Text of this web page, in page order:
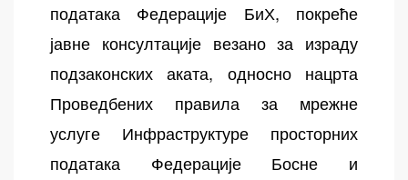
података Федерације БиХ, покреће
јавне консултације везано за израду
подзаконских аката, односно нацрта
Проведбених правила за мрежне
услуге Инфраструктуре просторних
података Федерације Босне и